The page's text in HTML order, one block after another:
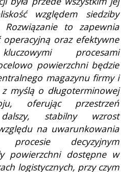
względem siedziby
Rozwiązanie to zapewnia
operacyjną oraz efektywne
procesami
powierzchni będzie
magazynu firmy i
myślą o długoterminowej
oferując przestrzeń
dalszy, stabilny wzrost
na uwarunkowania
decyzyjnym
powierzchni dostępne w
logistycznych, przy czym